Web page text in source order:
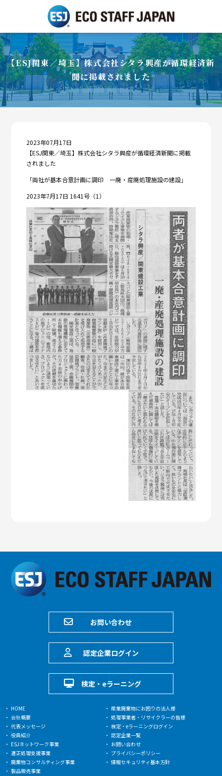
【ESJ関東／埼玉】株式会社シタラ興産が循環経済新
聞に掲載されました
2023年07月17日
【ESJ関東／埼玉】株式会社シタラ興産が循環経済新聞に掲載
されました
「両社が基本合意計画に調印 一廃・産廃処理施設の建設」
2023年7月17日 1641号（1）
お問い合わせ
認定企業ログイン
検定・eラーニング
HOME
会社概要
代表メッセージ
役員紹介
ESJネットワーク事業
適正処理支援事業
廃棄物コンサルティング事業
製品販売事業
産業廃棄物にお困りの法人様
処理事業者・リサイクラーの皆様
検定・eラーニングログイン
認定企業一覧
お問い合わせ
プライバシーポリシー
情報セキュリティ基本方針